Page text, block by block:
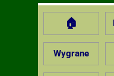
🏠
Wygrane